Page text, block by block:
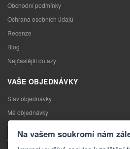
Obchodní podmínky
Ochrana osobních údajů
Recenze
Blog
Nejčastější dotazy
VAŠE OBJEDNÁVKY
Stav objednávky
Mé objednávky
Výměna zboží
Odstoupení od kupní smlouvy
Na vašem soukromí nám